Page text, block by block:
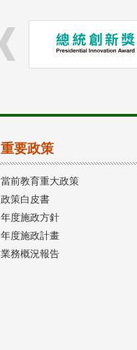
重要政策
當前教育重大政策
政策白皮書
年度施政方針
年度施政計畫
業務概況報告